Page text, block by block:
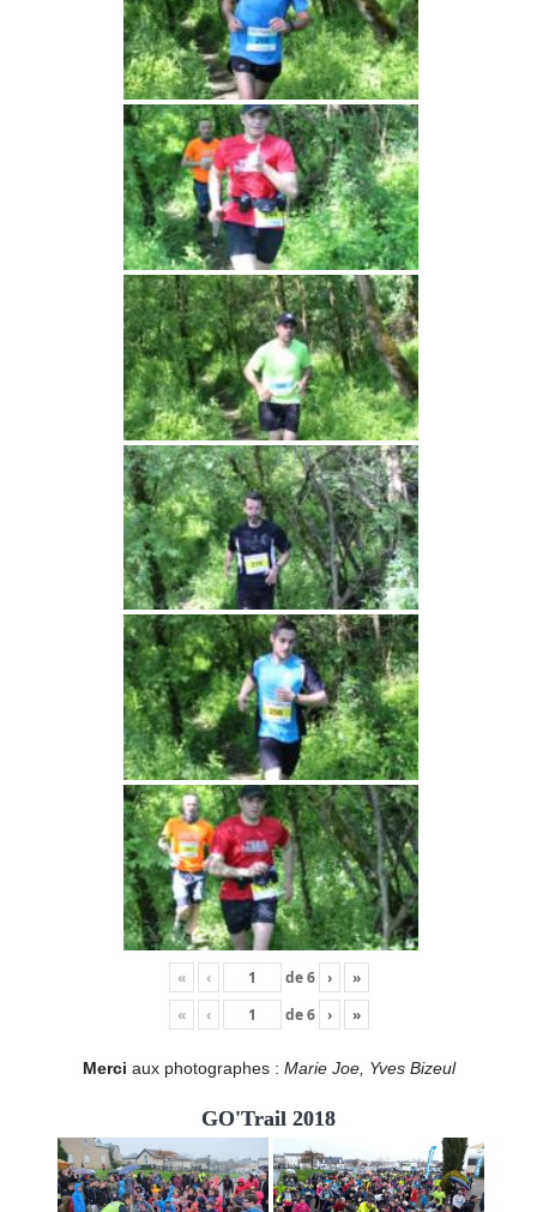
« ‹ de6 ›
»
«
‹ de6 › »
Merci aux photographes : Marie Joe, Yves Bizeul
GO'Trail 2018